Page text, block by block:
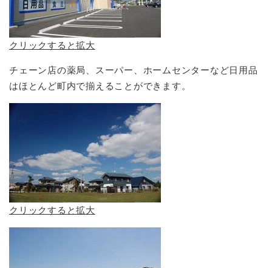
クリックすると拡大
チェーン店の薬局、スーパー、ホームセンターなど日用品
はほとんど町内で揃えることができます。
クリックすると拡大